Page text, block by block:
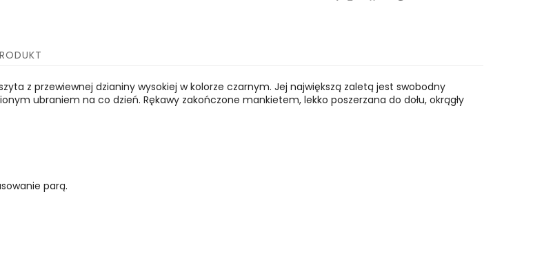
z przewiewnej dzianiny wysokiej w kolorze czarnym. Jej największą zaletą jest swobodny
ubraniem na co dzień. Rękawy zakończone mankietem, lekko poszerzana do dołu, okrągły
parą.